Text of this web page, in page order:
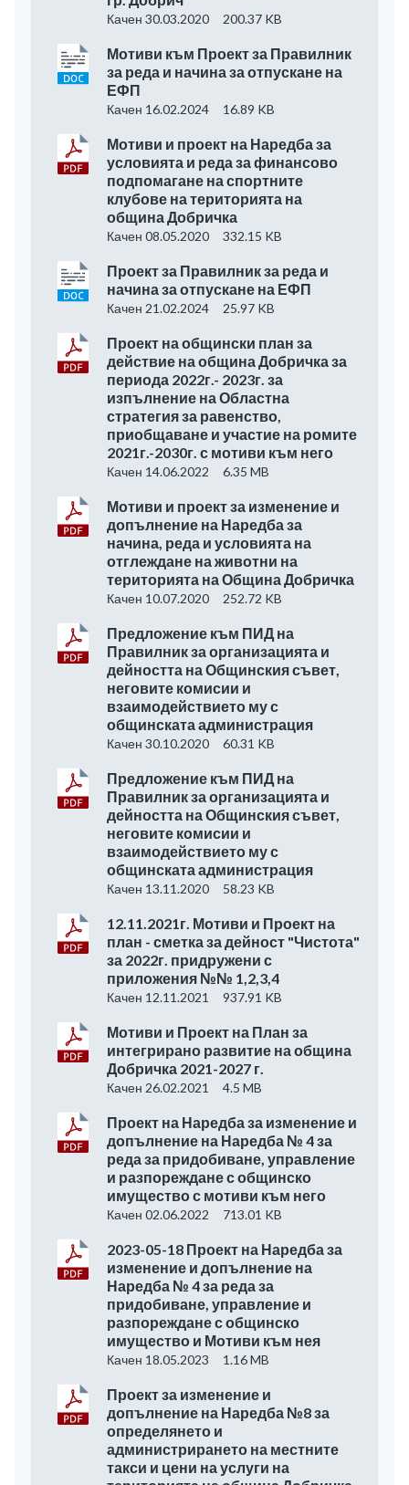
Качен 30.03.2020 200.37 KB
Мотиви към Проект за Правилник
за реда и начина за отпускане на
ЕФП
Качен 16.02.2024 16.89 KB
Мотиви и проект на Наредба за
условията и реда за финансово
подпомагане на спортните
клубове на територията на
община Добричка
Качен 08.05.2020 332.15 KB
Проект за Правилник за реда и
начина за отпускане на ЕФП
Качен 21.02.2024 25.97 KB
Проект на общински план за
действие на община Добричка за
периода 2022г.- 2023г. за
изпълнение на Областна
стратегия за равенство,
приобщаване и участие на ромите
2021г.-2030г. с мотиви към него
Качен 14.06.2022 6.35 MB
Мотиви и проект за изменение и
допълнение на Наредба за
начина, реда и условията на
отглеждане на животни на
територията на Община Добричка
Качен 10.07.2020 252.72 KB
Предложение към ПИД на
Правилник за организацията и
дейността на Общинския съвет,
неговите комисии и
взаимодействието му с
общинската администрация
Качен 30.10.2020 60.31 KB
Предложение към ПИД на
Правилник за организацията и
дейността на Общинския съвет,
неговите комисии и
взаимодействието му с
общинската администрация
Качен 13.11.2020 58.23 KB
12.11.2021г. Мотиви и Проект на
план - сметка за дейност "Чистота"
за 2022г. придружени с
приложения №№ 1,2,3,4
Качен 12.11.2021 937.91 KB
Мотиви и Проект на План за
интегрирано развитие на община
Добричка 2021-2027 г.
Качен 26.02.2021 4.5 MB
Проект на Наредба за изменение и
допълнение на Наредба № 4 за
реда за придобиване, управление
и разпореждане с общинско
имущество с мотиви към него
Качен 02.06.2022 713.01 KB
2023-05-18 Проект на Наредба за
изменение и допълнение на
Наредба № 4 за реда за
придобиване, управление и
разпореждане с общинско
имущество и Мотиви към нея
Качен 18.05.2023 1.16 MB
Проект за изменение и
допълнение на Наредба №8 за
определянето и
администрирането на местните
такси и цени на услуги на